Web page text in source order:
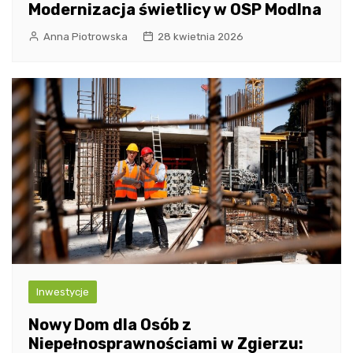
Modernizacja świetlicy w OSP Modlna
Anna Piotrowska 28 kwietnia 2026
Inwestycje
Nowy Dom dla Osób z
Niepełnosprawnościami w Zgierzu: